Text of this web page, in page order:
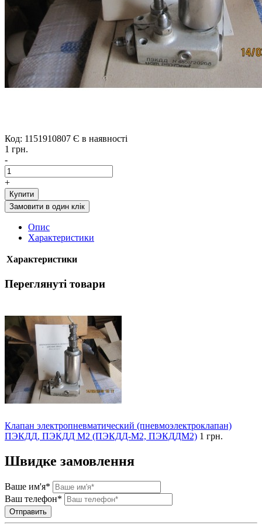
Код: 1151910807 Є в наявності
1 грн.
-
+
Купити
Замовити в один клік
Опис
Характеристики
Характеристики
Переглянуті товари
Клапан электропневматический (пневмоэлектроклапан)
ПЭКДД, ПЭКДД М2 (ПЭКДД-М2, ПЭКДДМ2) 1 грн.
Швидке замовлення
Ваше им'я*
Ваш телефон*